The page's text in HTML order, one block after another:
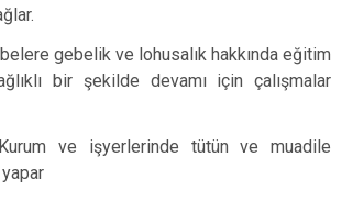
gebelik ve lohusalık hakkında eğitim
bir şekilde devamı için çalışmalar
ve işyerlerinde tütün ve muadile